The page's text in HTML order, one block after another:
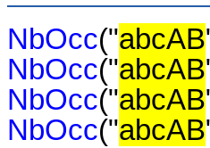
NbOcc("abcAB
NbOcc("abcAB
NbOcc("abcAB
NbOcc("abcAB